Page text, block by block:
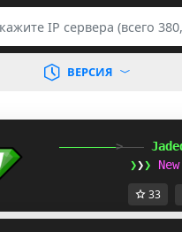
ВЕРСИЯ
> Jade
❯❯❯
33